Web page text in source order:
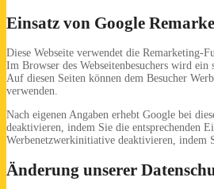
Einsatz von Google
Diese Webseite verwendet die Remarketing-
Im Browser des Webseitenbesuchers wird
Auf diesen Seiten können dem Besucher
verwenden.
Nach eigenen Angaben erhebt Google bei
deaktivieren, indem Sie die entsprechenden
Werbenetzwerkinitiative deaktivieren, indem
Änderung unserer